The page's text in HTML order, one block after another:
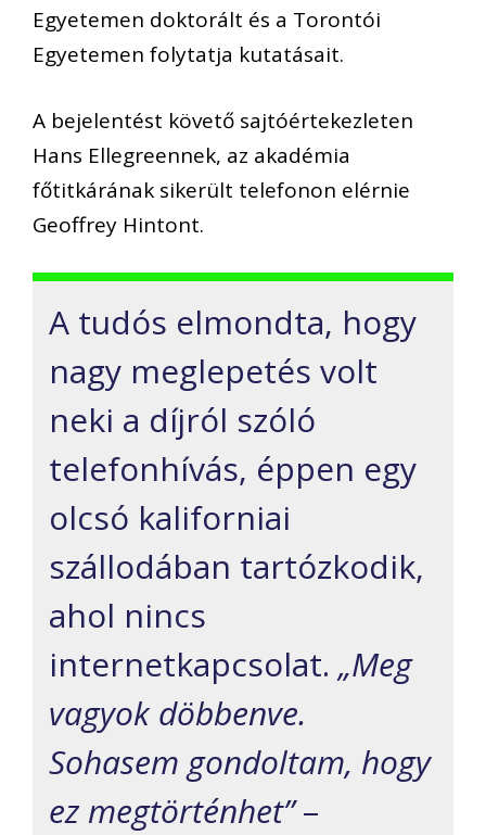
Egyetemen doktorált és a Torontói
Egyetemen folytatja kutatásait.
A bejelentést követő sajtóértekezleten
Hans Ellegreennek, az akadémia
főtitkárának sikerült telefonon elérnie
Geoffrey Hintont.
A tudós elmondta, hogy
nagy meglepetés volt
neki a díjról szóló
telefonhívás, éppen egy
olcsó kaliforniai
szállodában tartózkodik,
ahol nincs
internetkapcsolat. „Meg
vagyok döbbenve.
Sohasem gondoltam, hogy
ez megtörténhet”–